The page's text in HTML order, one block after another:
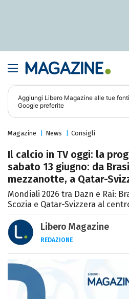
Aggiungi Libero Magazine alle tue fonti
Google preferite
Magazine News Consigli
Il calcio in TV oggi: la
sabato 13 giugno: da
mezzanotte, a Qatar-
Mondiali 2026 tra Dazn e Rai:
Scozia e Qatar-Svizzera al
Libero Magazine
REDAZIONE
E-MAIL
INSTAGRAM
Libero Magazine è
Libero.it dedicato al
televisione, dello